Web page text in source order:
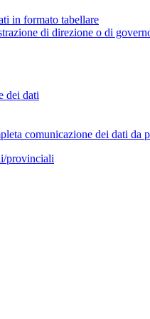
in formato tabellare
di direzione o di
dei dati
comunicazione dei dati
provinciali